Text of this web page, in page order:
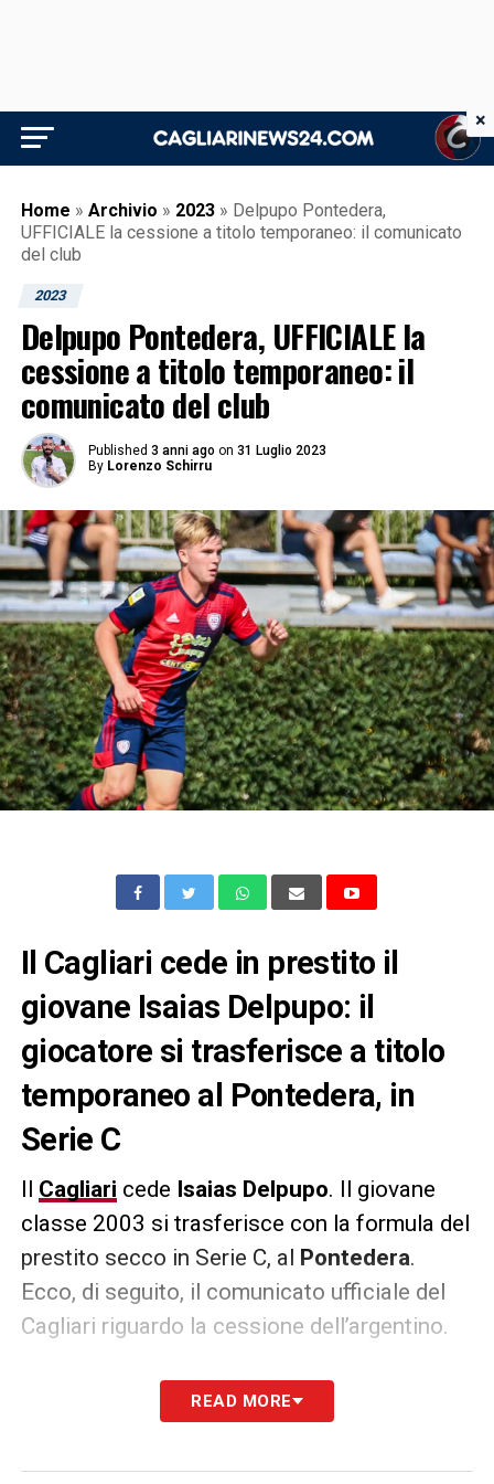
Home » Archivio » 2023 » Delpupo Pontedera,
UFFICIALE la cessione a titolo temporaneo: il comunicato
del club
2023
Delpupo Pontedera, UFFICIALE la
cessione a titolo temporaneo: il
comunicato del club
Published 3 anni ago on 31 Luglio 2023
By Lorenzo Schirru
Il Cagliari cede in prestito il
giovane Isaias Delpupo: il
giocatore si trasferisce a titolo
temporaneo al Pontedera, in
Serie C
Il Cagliari cede Isaias Delpupo. Il giovane
classe 2003 si trasferisce con la formula del
prestito secco in Serie C, al Pontedera.
Ecco, di seguito, il comunicato ufficiale del
Cagliari riguardo la cessione dell’argentino.
«Il Cagliari Calcio comunica la cessione al
Pontedera del diritto alle prestazioni
READ MORE
×